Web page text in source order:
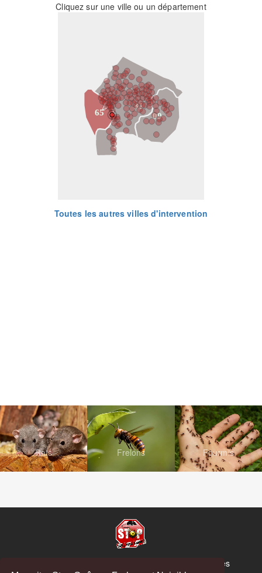
Cliquez sur une ville ou un département
31
09
65
Toutes les autres villes d'intervention
Rats Frelons Fourmis
© Copyright 2026 Stop Guêpes, Frelons et Nuisibles